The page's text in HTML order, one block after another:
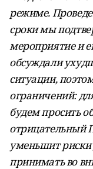
режиме.
сроки мы
мероприятие и
обсуждали
ситуации,
ограничений:
будем просить
отрицательный
уменьшит риски
принимать во